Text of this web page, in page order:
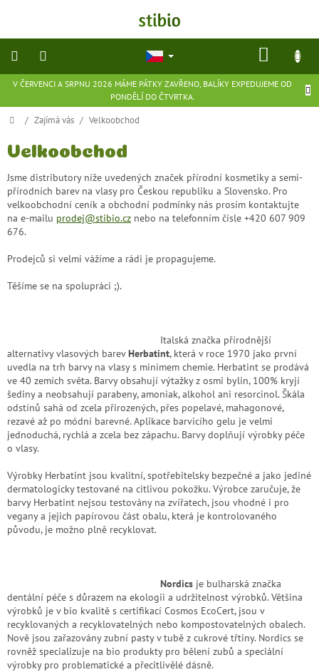
V ČERVENCI A SRPNU 2026 MÁME PÁTKY ZAVŘENO, BALÍKY EXPEDUJEME OD
PONDĚLÍ DO ČTVRTKA.
přírodní
stravy
potraviny
ekologické
hračky
hry
flexibilní
Značky
CZK
/
Přihlášení
Domů
/ Zajímá vás / Velkoobchod
Velkoobchod
Jsme distributory níže uvedených značek přírodní kosmetiky a semi-
přírodních barev na vlasy pro Českou republiku a Slovensko. Pro
velkoobchodní ceník a obchodní podmínky nás prosím kontaktujte
na e-mailu prodej@stibio.cz nebo na telefonním čísle +420 607 909
676.
Prodejců si velmi vážíme a rádi je propagujeme.
Těšíme se na spolupráci ;).
Italská značka přírodnější
alternativy vlasových barevHerbatint, která v roce 1970 jako první
uvedla na trh barvy na vlasy s minimem chemie. Herbatint se prodává
ve 40 zemích světa. Barvy obsahují výtažky z osmi bylin, 100% kryjí
šediny a neobsahují parabeny, amoniak, alkohol ani resorcinol. Škála
odstínů sahá od zcela přirozených, přes popelavé, mahagonové,
rezavé až po módní barevné. Aplikace barvicího gelu je velmi
jednoduchá, rychlá a zcela bez zápachu. Barvy doplňují výrobky péče
o vlasy.
Výrobky Herbatint jsou kvalitní, spotřebitelsky bezpečné a jako jediné
dermatologicky testované na citlivou pokožku. Výrobce zaručuje, že
barvy Herbatint nejsou testovány na zvířatech, jsou vhodné i pro
vegany a jejich papírovou část obalu, která je kontrolovaného
původu, je možno plně recyklovat.
Nordics je bulharská značka
dentální péče s důrazem na ekologii a udržitelnost výrobků. Většina
výrobků je v bio kvalitě s certifikací Cosmos EcoCert, jsou v
recyklovaných a recyklovatelných nebo kompostovatelných obalech.
Nově jsou zařazovány zubní pasty v tubě z cukrové třtiny. Nordics se
rovněž specializuje na bio produkty pro bělení zubů a speciální
výrobky pro problematické a přecitlivělé dásně.